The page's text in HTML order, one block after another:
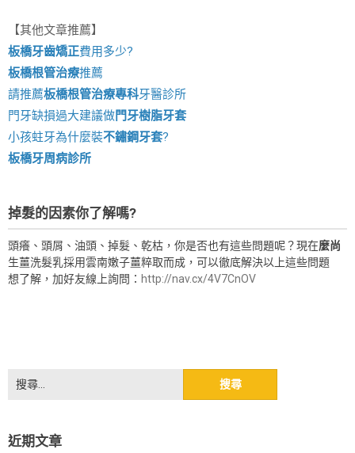
【其他文章推薦】
板橋牙齒矯正費用多少?
板橋根管治療推薦
請推薦板橋根管治療專科牙醫診所
門牙缺損過大建議做門牙樹脂牙套
小孩蛀牙為什麼裝不鏽鋼牙套?
板橋牙周病診所
掉髮的因素你了解嗎?
頭癢、頭屑、油頭、掉髮、乾枯，你是否也有這些問題呢？現在麼尚
生薑洗髮乳採用雲南嫩子薑粹取而成，可以徹底解決以上這些問題
想了解，加好友線上詢問： http://nav.cx/4V7CnOV
搜
尋
字:
近期文章